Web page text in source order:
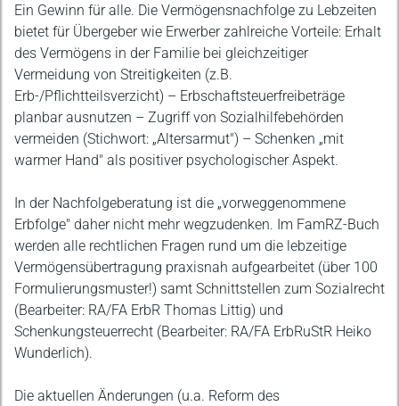
Beschreibung
Ein Gewinn für alle. Die Vermögensnachfolge zu Lebzeiten
bietet für Übergeber wie Erwerber zahlreiche Vorteile: Erhalt
des Vermögens in der Familie bei gleichzeitiger
Vermeidung von Streitigkeiten (z.B.
Erb-/Pflichtteilsverzicht) – Erbschaftsteuerfreibeträge
planbar ausnutzen – Zugriff von Sozialhilfebehörden
vermeiden (Stichwort: „Altersarmut") – Schenken „mit
warmer Hand" als positiver psychologischer Aspekt.
In der Nachfolgeberatung ist die „vorweggenommene
Erbfolge" daher nicht mehr wegzudenken. Im FamRZ-Buch
werden alle rechtlichen Fragen rund um die lebzeitige
Vermögensübertragung praxisnah aufgearbeitet (über 100
Formulierungsmuster!) samt Schnittstellen zum Sozialrecht
(Bearbeiter: RA/FA ErbR Thomas Littig) und
Schenkungsteuerrecht (Bearbeiter: RA/FA ErbRuStR Heiko
Wunderlich).
Die aktuellen Änderungen (u.a. Reform des